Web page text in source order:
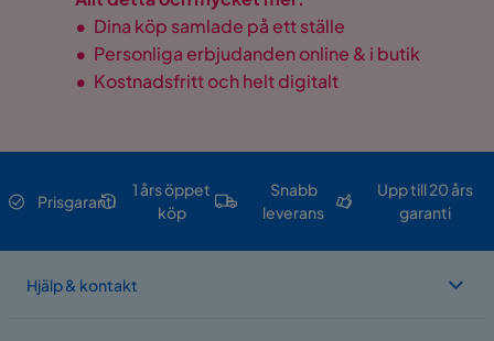
• Dina köp samlade på ett ställe
• Personliga erbjudanden online & i butik
• Kostnadsfritt och helt digitalt
Prisgaranti
1 års öppet
köp
Snabb
leverans
Upp till 20 års
garanti
Hjälp & kontakt